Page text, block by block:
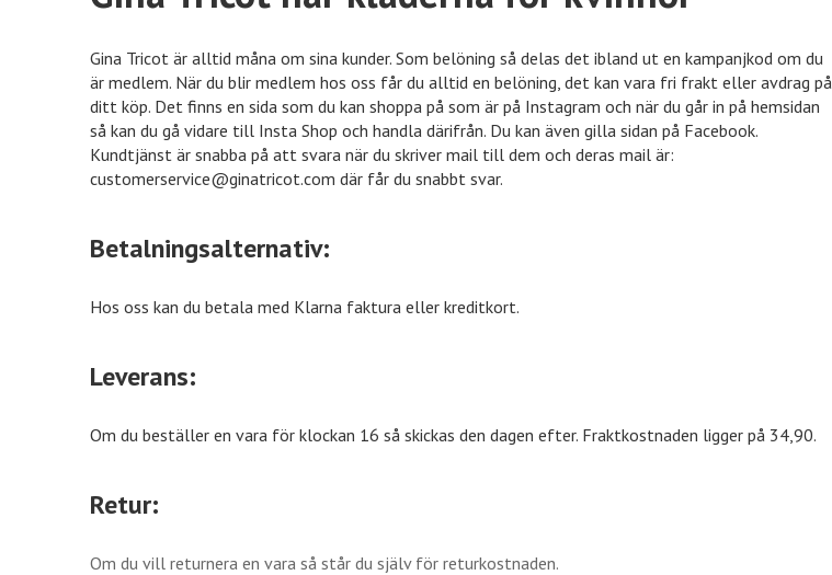
Gina Tricot är alltid måna om sina kunder. Som belöning så delas det ibland ut en kampanjkod om du
är medlem. När du blir medlem hos oss får du alltid en belöning, det kan vara fri frakt eller avdrag på
ditt köp. Det finns en sida som du kan shoppa på som är på Instagram och när du går in på hemsidan
så kan du gå vidare till Insta Shop och handla därifrån. Du kan även gilla sidan på Facebook.
Kundtjänst är snabba på att svara när du skriver mail till dem och deras mail är:
customerservice@ginatricot.com där får du snabbt svar.
Betalningsalternativ:
Hos oss kan du betala med Klarna faktura eller kreditkort.
Leverans:
Om du beställer en vara för klockan 16 så skickas den dagen efter. Fraktkostnaden ligger på 34,90.
Retur:
Om du vill returnera en vara så står du själv för returkostnaden.
VidaXL